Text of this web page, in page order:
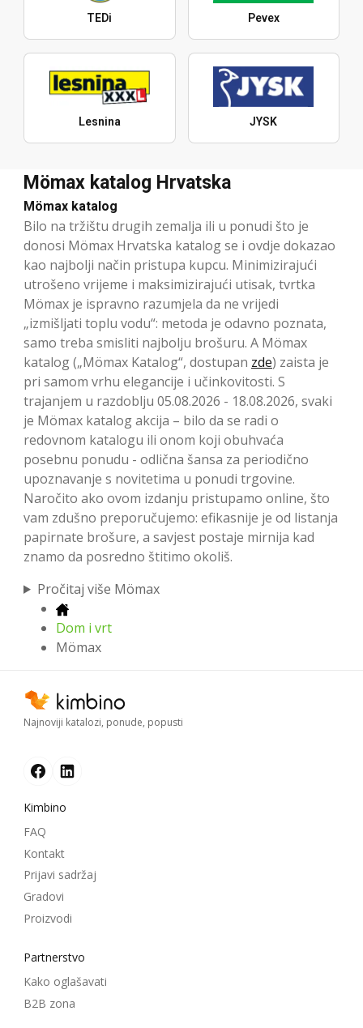
TEDi Pevex
Lesnina JYSK
Mömax katalog Hrvatska
Mömax katalog
Bilo na tržištu drugih zemalja ili u ponudi što je
donosi Mömax Hrvatska katalog se i ovdje dokazao
kao najbolji način pristupa kupcu. Minimizirajući
utrošeno vrijeme i maksimizirajući utisak, tvrtka
Mömax je ispravno razumjela da ne vrijedi
„izmišljati toplu vodu“: metoda je odavno poznata,
samo treba smisliti najbolju brošuru. A Mömax
katalog („Mömax Katalog“, dostupan zde) zaista je
pri samom vrhu elegancije i učinkovitosti. S
trajanjem u razdoblju 05.08.2026 - 18.08.2026, svaki
je Mömax katalog akcija – bilo da se radi o
redovnom katalogu ili onom koji obuhvaća
posebnu ponudu - odlična šansa za periodično
upoznavanje s novitetima u ponudi trgovine.
Naročito ako ovom izdanju pristupamo online, što
vam zdušno preporučujemo: efikasnije je od listanja
papirnate brošure, a savjest postaje mirnija kad
znamo da posredno štitimo okoliš.
Pročitaj više Mömax
Dom i vrt
Mömax
Najnoviji katalozi, ponude, popusti
Kimbino
FAQ
Kontakt
Prijavi sadržaj
Gradovi
Proizvodi
Partnerstvo
Kako oglašavati
B2B zona